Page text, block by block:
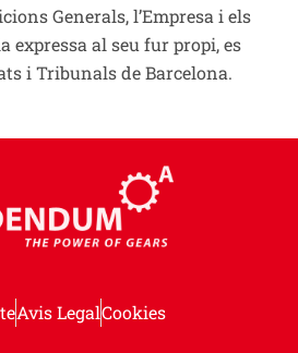
Generals, l’Empresa i els
expressa al seu fur propi, es
i Tribunals de Barcelona.
Avis LegalCookies